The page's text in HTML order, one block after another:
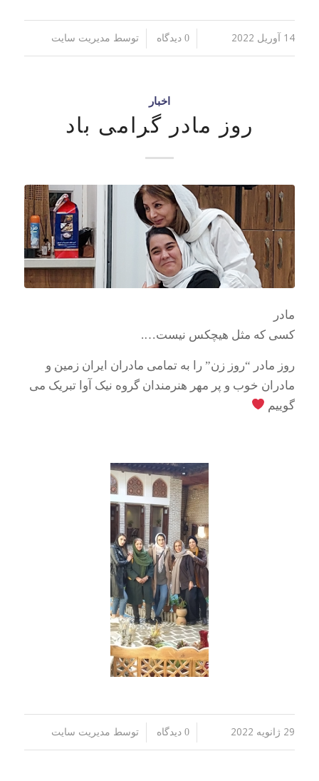
14 آوریل 2022 / 0 دیدگاه توسط مدیریت سایت
اخبار
روز مادر گرامی باد
مادر
کسی که مثل هیچکس نیست….
روز مادر “روز زن” را به تمامی مادران ایران زمین و
مادران خوب و پر مهر هنرمندان گروه نیک آوا تبریک می
گوییم
29 ژانویه 2022 / 0 دیدگاه توسط مدیریت سایت